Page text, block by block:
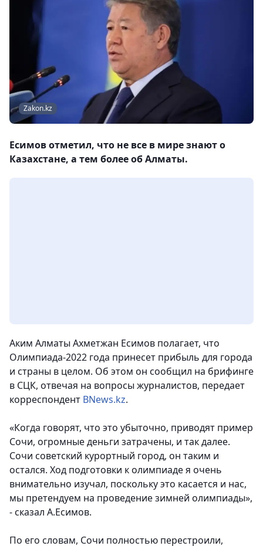
Zakon.kz
Есимов отметил, что не все в мире знают о
Казахстане, а тем более об Алматы.
Аким Алматы Ахметжан Есимов полагает, что
Олимпиада-2022 года принесет прибыль для города
и страны в целом. Об этом он сообщил на брифинге
в СЦК, отвечая на вопросы журналистов, передает
корреспондент BNews.kz.
«Когда говорят, что это убыточно, приводят пример
Сочи, огромные деньги затрачены, и так далее.
Сочи советский курортный город, он таким и
остался. Ход подготовки к олимпиаде я очень
внимательно изучал, поскольку это касается и нас,
мы претендуем на проведение зимней олимпиады»,
- сказал А.Есимов.
По его словам, Сочи полностью перестроили,